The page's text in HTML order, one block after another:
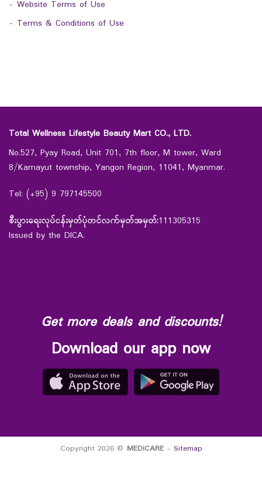
- Website Terms of Use
- Terms & Conditions of Use
Total Wellness Lifestyle Beauty Mart CO., LTD.
No.527, Pyay Road, Unit 701, 7th floor, M tower, Ward
8/Kamayut township, Yangon Region, 11041, Myanmar.
Tel: (+95) 9 797145500
စီးပွားရေးလုပ်ငန်းမှတ်ပုံတင်လက်မှတ်အမှတ်:111305315
Issued by the DICA.
Get more deals and discounts!
Download our app now
Copyright 2026 © MEDiCARE- Sitemap